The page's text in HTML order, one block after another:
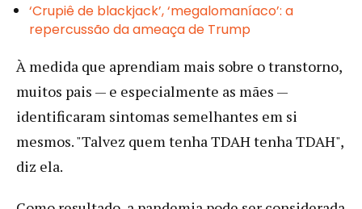
‘Crupiê de blackjack’, ‘megalomaníaco’: a
repercussão da ameaça de Trump
À medida que aprendiam mais sobre o transtorno,
muitos pais — e especialmente as mães —
identificaram sintomas semelhantes em si
mesmos. "Talvez quem tenha TDAH tenha TDAH",
diz ela.